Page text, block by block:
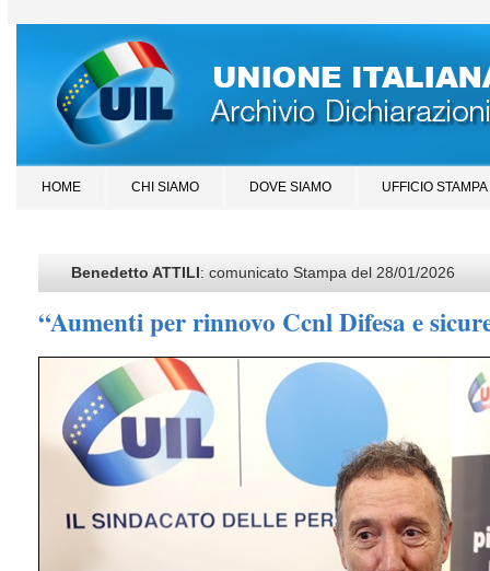
HOME CHI SIAMO DOVE SIAMO UFFICIO STAMPA
Benedetto ATTILI: comunicato Stampa del 28/01/2026
“Aumenti per rinnovo Ccnl Difesa e